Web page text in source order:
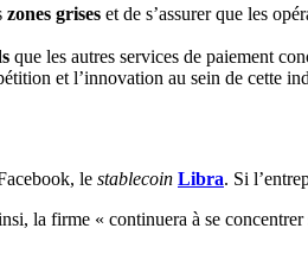
zones grises et de s’assurer que les
que les autres services de paiement
et l’innovation au sein de cette
le stablecoin Libra. Si
la firme « continuera à se concentrer